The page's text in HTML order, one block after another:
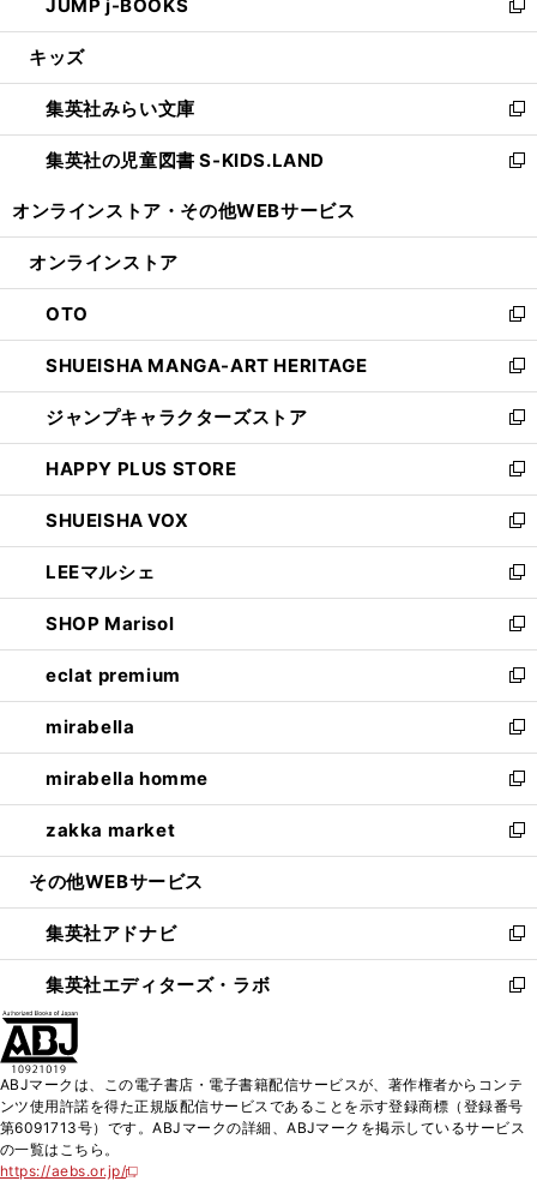
で
開
ド
ウ
開
く
ィ
ン
ウ
で
開
く
い
ウ
ン
ド
ウ
で
JUMP j-BOOKS
新
し
ウ
ィ
ン
ド
開
キッズ
集英社みらい文庫
新
し
い
ン
ウ
で
開
く
集英社の児童図書 S-KIDS.LAND
新
ウ
ン
ド
ウ
で
開
く
オンラインストア・ その他WEBサービス
オンラインストア
OTO
新
し
い
ウ
ィ
ン
ド
ウ
で
開
く
SHUEISHA MANGA-ART HERITAGE
新
し
い
ウ
ィ
ン
ド
ウ
で
開
く
ジャンプキャラクターズストア
新
し
い
ウ
ィ
ン
ド
ウ
で
開
く
HAPPY PLUS STORE
新
し
い
ウ
ィ
ン
ド
ウ
で
開
く
SHUEISHA VOX
新
し
い
ウ
ィ
ン
ド
ウ
で
開
く
LEEマルシェ
新
し
い
ウ
ィ
ン
ド
ウ
で
開
く
SHOP Marisol
新
し
い
ウ
ィ
ン
ド
ウ
で
開
eclat premium
新
し
い
ウ
ィ
ン
ド
ウ
開
く
mirabella
新
し
い
ウ
ィ
ン
ウ
で
開
く
mirabella homme
新
し
い
ウ
ン
ド
ウ
で
zakka market
新
し
ウ
ィ
ン
ド
く
その他WEBサービス
集英社アドナビ
新
し
い
ド
ウ
で
集英社エディターズ・ラボ
新
ィ
ン
ド
ABJマークは、この電子書店・電子書籍配信サービスが、著作権者からコンテ
ンツ使用許諾を得た正規版配信サービスであることを示す登録商標（登録番号
第6091713号）です。ABJマークの詳細、ABJマークを掲示しているサービス
の一覧はこちら。
https://aebs.or.jp/
新